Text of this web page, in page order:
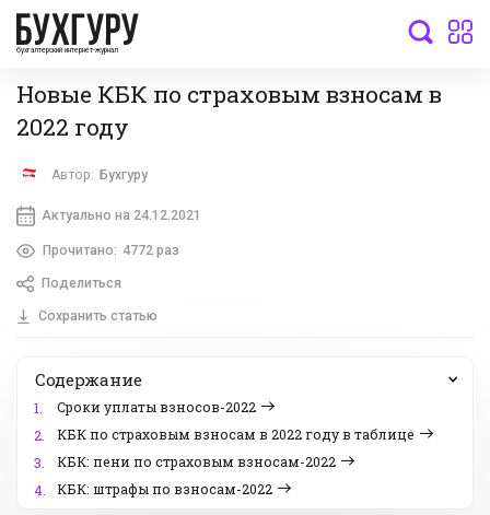
бухгалтерский интернет-журнал
Новые КБК по страховым взносам в
2022 году
Автор: Бухгуру
Актуально на 24.12.2021
Прочитано: 4772 раз
Поделиться
Сохранить статью
Содержание
1.
Сроки уплаты взносов-2022
2.
КБК по страховым взносам в 2022 году в таблице
3.
КБК: пени по страховым взносам-2022
4.
КБК: штрафы по взносам-2022